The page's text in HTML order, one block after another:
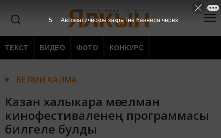
ТЕКСТ ВИДЕО ФОТО КОНКУРС
БЕЛМИ КАЛМА
Казан халыкара мөселман
кинофестиваленең программасы
билгеле булды
4 Автоматическое закрытие баннера через